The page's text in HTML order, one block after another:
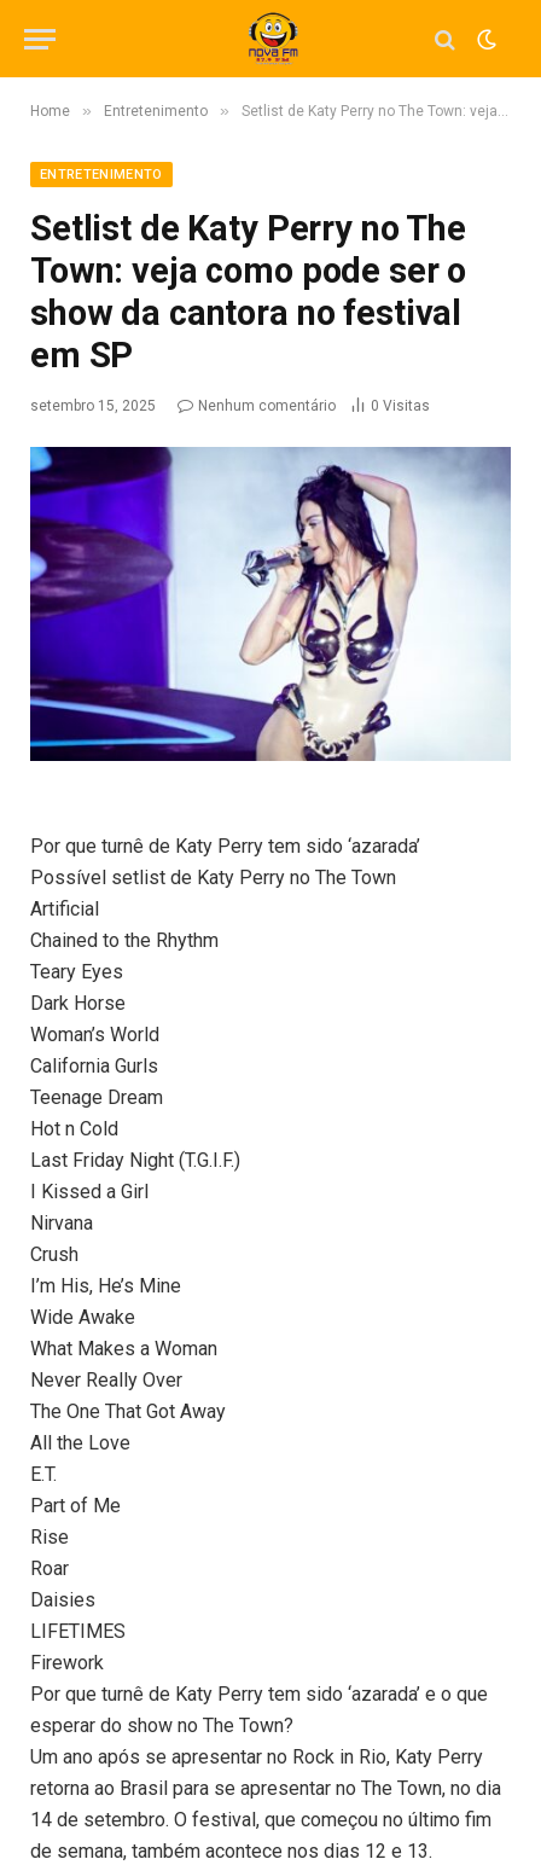
Home » Entretenimento » Setlist de Katy Perry no The Town: veja como pode ser o show da cantora no festival em SP
ENTRETENIMENTO
Setlist de Katy Perry no The
Town: veja como pode ser o
show da cantora no festival
em SP
setembro 15, 2025 Nenhum comentário 0 Visitas
Por que turnê de Katy Perry tem sido ‘azarada’
Possível setlist de Katy Perry no The Town
Artificial
Chained to the Rhythm
Teary Eyes
Dark Horse
Woman’s World
California Gurls
Teenage Dream
Hot n Cold
Last Friday Night (T.G.I.F.)
I Kissed a Girl
Nirvana
Crush
I’m His, He’s Mine
Wide Awake
What Makes a Woman
Never Really Over
The One That Got Away
All the Love
E.T.
Part of Me
Rise
Roar
Daisies
LIFETIMES
Firework
Por que turnê de Katy Perry tem sido ‘azarada’ e o que
esperar do show no The Town?
Um ano após se apresentar no Rock in Rio, Katy Perry
retorna ao Brasil para se apresentar no The Town, no dia
14 de setembro. O festival, que começou no último fim
de semana, também acontece nos dias 12 e 13.